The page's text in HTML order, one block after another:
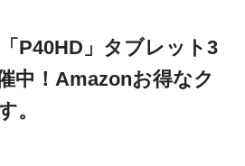
P40HD」タブレット3
中！Amazonお得なク
。